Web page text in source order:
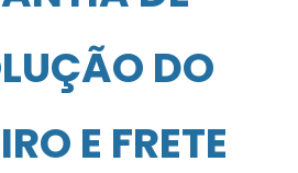
DO
E FRETE